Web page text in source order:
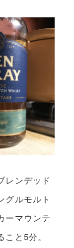
レンデッド
グルモルト
ーマウンテ
と5分。